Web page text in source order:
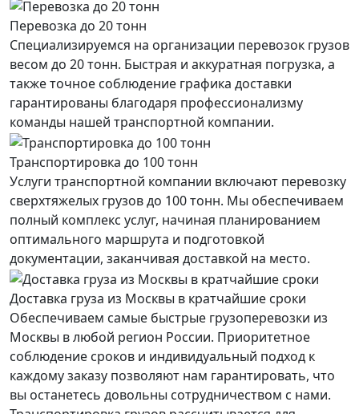
Перевозка до 20 тонн
Специализируемся на организации перевозок грузов
весом до 20 тонн. Быстрая и аккуратная погрузка, а
также точное соблюдение графика доставки
гарантированы благодаря профессионализму
команды нашей транспортной компании.
Транспортировка до 100 тонн
Услуги транспортной компании включают перевозку
сверхтяжелых грузов до 100 тонн. Мы обеспечиваем
полный комплекс услуг, начиная планированием
оптимального маршрута и подготовкой
документации, заканчивая доставкой на место.
Доставка груза из Москвы в кратчайшие сроки
Обеспечиваем самые быстрые грузоперевозки из
Москвы в любой регион России. Приоритетное
соблюдение сроков и индивидуальный подход к
каждому заказу позволяют нам гарантировать, что
вы останетесь довольны сотрудничеством с нами.